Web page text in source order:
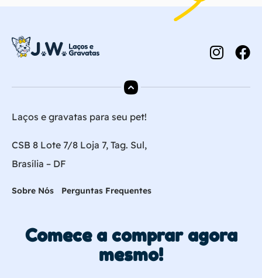
Laços e gravatas para seu pet!
CSB 8 Lote 7/8 Loja 7, Tag. Sul,
Brasília – DF
Sobre Nós Perguntas Frequentes
Comece a comprar agora
mesmo!